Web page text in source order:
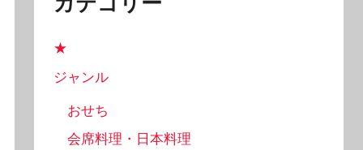
★
ジャンル
おせち
会席料理・日本料理